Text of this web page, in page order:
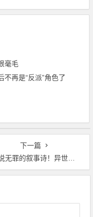
毫毛
再是“反派”角色了
下一篇
的叙事诗！异世界幻想史诗手游《千年之旅》今日公测